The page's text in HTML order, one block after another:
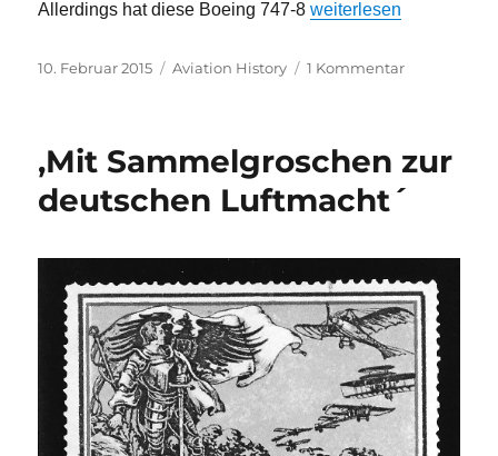
Allerdings hat diese Boeing 747-8„Lufthansa: Ein Retro-
weiterlesen
Veröffentlicht
10. Februar 2015 Kategorien
Aviation History 1 Kommentarzu
Jumbo
zum
,Mit Sammelgroschen zur
deutschen Luftmacht´